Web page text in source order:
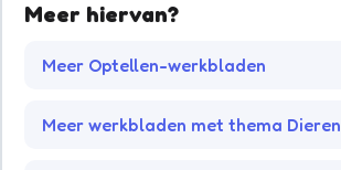
Meer hiervan?
Meer Optellen-werkbladen
Meer werkbladen met thema Dieren